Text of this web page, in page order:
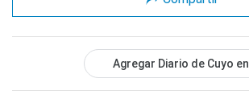
Agregar Diario de Cuyo en